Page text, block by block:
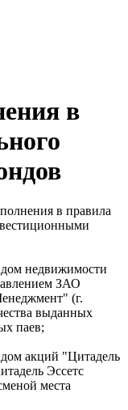
в
в правила
недвижимости
ЗАО
(г.
выданных
паев;
акций "Цитадель
Эссетс
места